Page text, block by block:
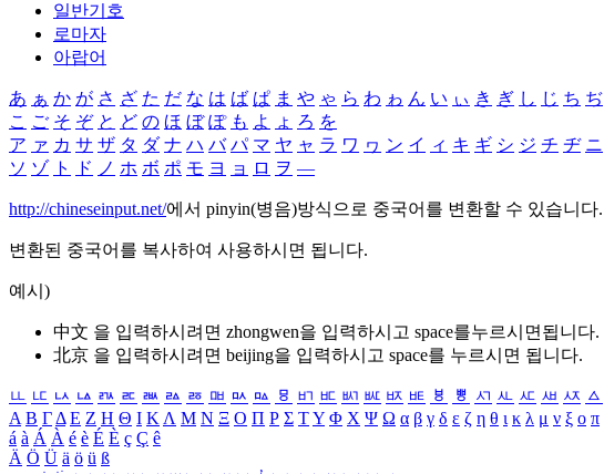
일반기호
로마자
아랍어
あ ぁ か が さ ざ た だ な は ば ぱ ま や ゃ ら わ ゎ ん い ぃ き ぎ し じ ち ぢ
こ ご そ ぞ と ど の ほ ぼ ぽ も よ ょ ろ を
ア ァ カ サ ザ タ ダ ナ ハ バ パ マ ヤ ャ ラ ワ ヮ ン イ ィ キ ギ シ ジ チ ヂ ニ
ソ ゾ ト ド ノ ホ ボ ポ モ ヨ ョ ロ ヲ ―
http://chineseinput.net/에서 pinyin(병음)방식으로 중국어를 변환할 수 있습니다.
변환된 중국어를 복사하여 사용하시면 됩니다.
예시)
中文 을 입력하시려면 zhongwen을 입력하시고 space를누르시면됩니다.
北京 을 입력하시려면 beijing을 입력하시고 space를 누르시면 됩니다.
ㅥ ㅦ ㅧ ㅨ ㅩ ㅪ ㅫ ㅬ ㅭ ㅮ ㅯ ㅰ ㅱ ㅲ ㅳ ㅴ ㅵ ㅶ ㅷ ㅸ ㅹ ㅺ ㅻ ㅼ ㅽ ㅾ ㅿ
Α Β ΓΔ Ε Ζ Η Θ Ι ΚΛ Μ Ν Ξ Ο Π Ρ Σ ΤΥ Φ Χ Ψ Ω α β γ δ ε ζ η θ ι κ λ μ ν ξ ο π
á à Á À é è É È ç Ç ê
Ä Ö Ü ä ö ü ß